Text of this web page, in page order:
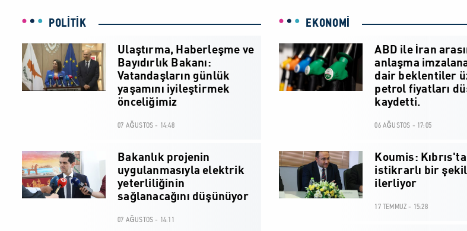
POLİTİK
Ulaştırma, Haberleşme ve
Bayıdırlık Bakanı:
Vatandaşların günlük
yaşamını iyileştirmek
önceliğimiz
07 AĞUSTOS - 14:48
Bakanlık projenin
uygulanmasıyla elektrik
yeterliliğinin
sağlanacağını düşünüyor
07 AĞUSTOS - 14:11
EKONOMİ
ABD ile İran
anlaşma
dair beklentiler
petrol fiyatları
kaydetti.
06 AĞUSTOS - 17:05
Koumis:
istikrarlı bir
ilerliyor
17 TEMMUZ - 15:28